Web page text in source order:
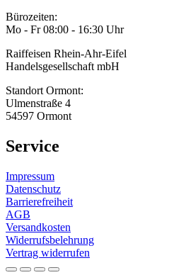
Bürozeiten:
Mo - Fr 08:00 - 16:30 Uhr
Raiffeisen Rhein-Ahr-Eifel
Handelsgesellschaft mbH
Standort Ormont:
Ulmenstraße 4
54597 Ormont
Service
Impressum
Datenschutz
Barrierefreiheit
AGB
Versandkosten
Widerrufsbelehrung
Vertrag widerrufen